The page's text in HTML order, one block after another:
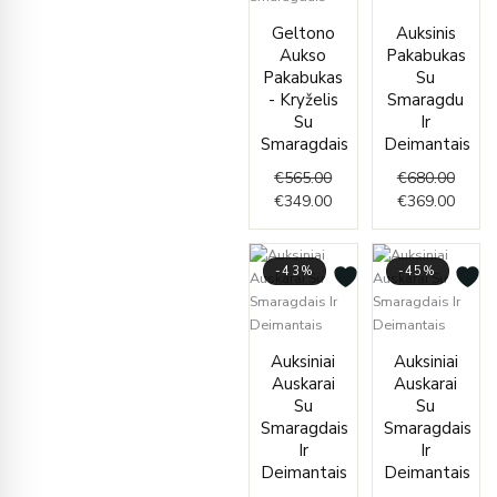
Geltono
Aukso
Pakabukas
- Kryželis
Su
Smaragdais
€565.00
price
€565.00.
€349.00
price
€349.00.
Auksinis
Pakabukas
Su
Smaragdu
Ir
Deimantais
€680.00
was:
€369.00
is:
-43%
Auksiniai
Auskarai
Su
Smaragdais
Ir
Deimantais
€1,390.00.
price
is:
€799.00.
-45%
Auksiniai
Auskarai
Su
Smaragdais
Ir
Deimantais